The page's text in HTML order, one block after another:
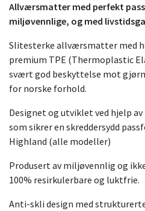
Allværsmatter med perfekt
miljøvennlige, og med
Slitesterke allværsmatter med
premium TPE (Thermoplastic
svært god beskyttelse mot
for norske forhold.
Designet og utviklet ved hjelp
som sikrer en skreddersydd
Highland (alle modeller)
Produsert av miljøvennlig og
100% resirkulerbare og luktfrie.
Anti-skli design med